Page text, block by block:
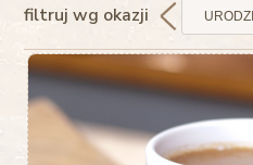
filtruj wg okazji